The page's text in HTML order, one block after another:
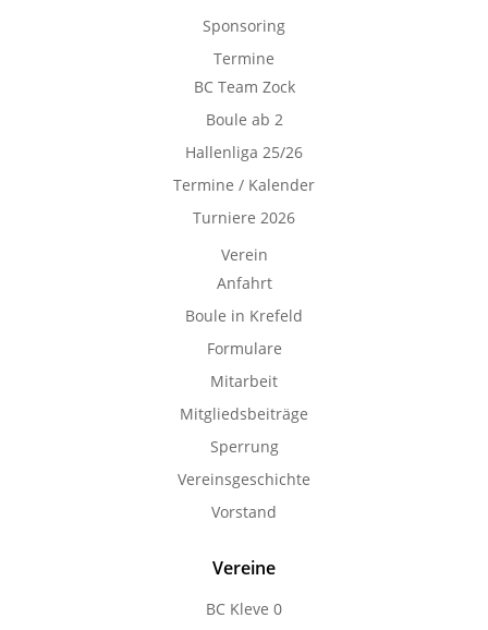
Sponsoring
Termine
BC Team Zock
Boule ab 2
Hallenliga 25/26
Termine / Kalender
Turniere 2026
Verein
Anfahrt
Boule in Krefeld
Formulare
Mitarbeit
Mitgliedsbeiträge
Sperrung
Vereinsgeschichte
Vorstand
Vereine
BC Kleve 0